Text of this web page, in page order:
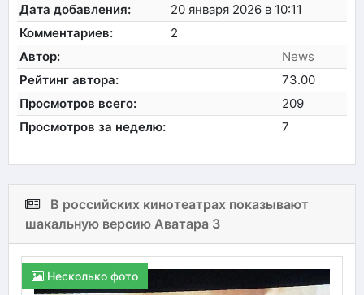
Дата добавления:
20 января 2026 в 10:11
Комментариев:
2
Автор:
News
Рейтинг автора:
73.00
Просмотров всего:
209
Просмотров за неделю:
7
В российских кинотеатрах показывают
шакальную версию Аватара 3
Несколько фото